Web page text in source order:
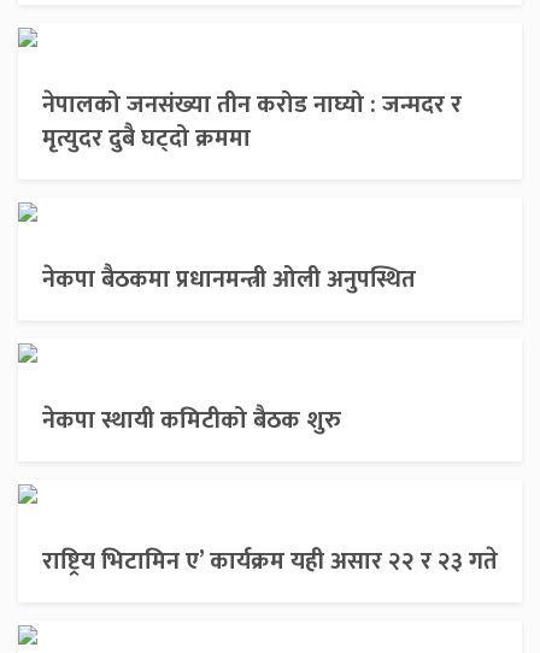
नेपालको जनसंख्या तीन करोड नाघ्यो : जन्मदर र
मृत्युदर दुबै घट्दो क्रममा
नेकपा बैठकमा प्रधानमन्त्री ओली अनुपस्थित
नेकपा स्थायी कमिटीको बैठक शुरु
राष्ट्रिय भिटामिन ए’ कार्यक्रम यही असार २२ र २३ गते